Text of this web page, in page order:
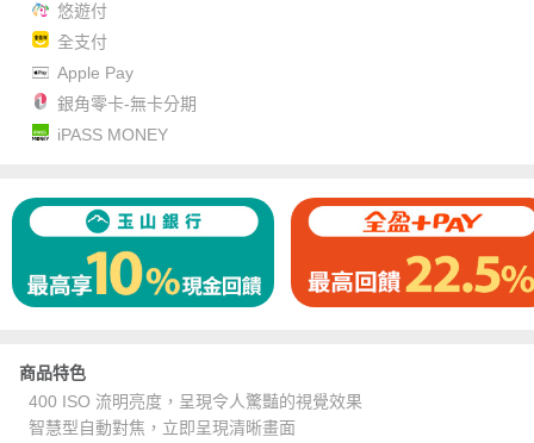
悠遊付
全支付
Apple Pay
銀角零卡-無卡分期
iPASS MONEY
商品特色
400 ISO 流明亮度，呈現令人驚豔的視覺效果
智慧型自動對焦，立即呈現清晰畫面